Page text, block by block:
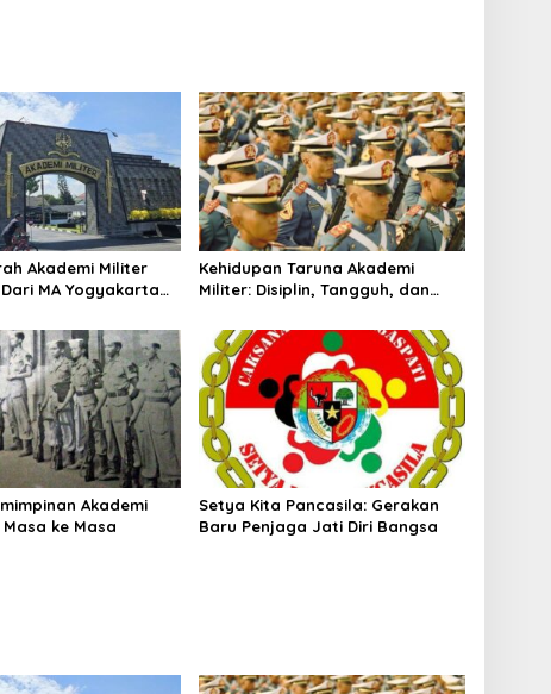
Akademi Militer
MA Yogyakarta
Kehidupan Taruna Akademi
Militer: Disiplin, Tangguh, dan
Akademi
ke Masa
Setya Kita Pancasila: Gerakan
Baru Penjaga Jati Diri Bangsa